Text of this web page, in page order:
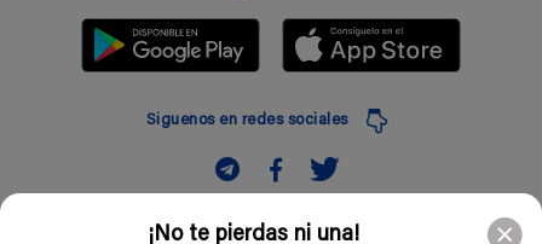
¡No te pierdas ni una!
Siguenos en redes sociales
Suscribir